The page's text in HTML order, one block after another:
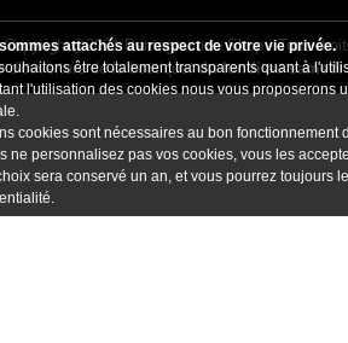
Copyright@2021 Pentagramme Shop - Tous
d'ouverture de la boutique:du lundi au samedi
attachés au respect de votre vie privée.
être totalement transparents quant à
l'utilisation des cookies nous vous proposerons
cookies sont nécessaires au bon fonctionnement
ne personnalisez pas vos cookies, vous les
sera conservé un an, et vous pourrez toujours
.